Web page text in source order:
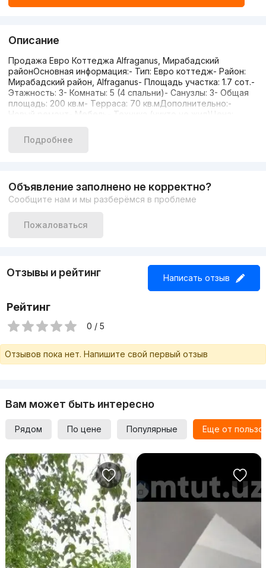
Описание
Продажа Евро Коттеджа Alfraganus, Мирабадский
районОсновная информация:- Тип: Евро коттедж- Район:
Мирабадский район, Alfraganus- Площадь участка: 1.7 сот.-
Этажность: 3- Комнаты: 5 (4 спальни)- Санузлы: 3- Общая
площадь: 200 кв.м- Терраса: 70 кв.мДополнительно:-
Новый ремонт- Мебель- Техника (никто не жил)Цена:
Подробнее
Объявление заполнено не корректно?
Сообщите нам и мы разберёмся в проблеме
Пожаловаться
Отзывы и рейтинг Написать отзыв
Рейтинг
0 / 5
Отзывов пока нет. Напишите свой первый отзыв
Вам может быть интересно
Рядом По цене Популярные Еще от